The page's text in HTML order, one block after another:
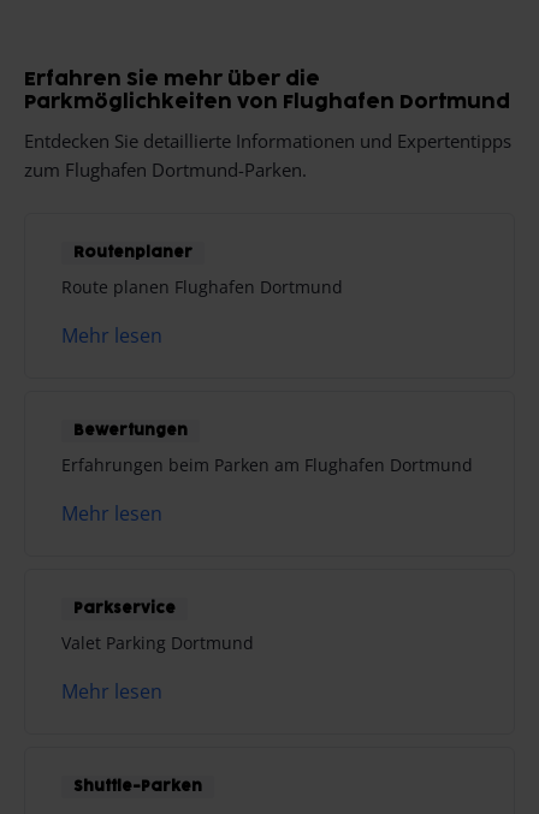
Erfahren Sie mehr über die
Parkmöglichkeiten von Flughafen Dortmund
Entdecken Sie detaillierte Informationen und Expertentipps
zum Flughafen Dortmund-Parken.
Routenplaner
Route planen Flughafen Dortmund
Mehr lesen
Bewertungen
Erfahrungen beim Parken am Flughafen Dortmund
Mehr lesen
Parkservice
Valet Parking Dortmund
Mehr lesen
Shuttle-Parken